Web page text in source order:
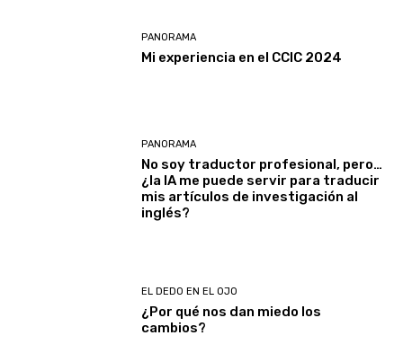
PANORAMA
Mi experiencia en el CCIC 2024
PANORAMA
No soy traductor profesional, pero…
¿la IA me puede servir para traducir
mis artículos de investigación al
inglés?
EL DEDO EN EL OJO
¿Por qué nos dan miedo los
cambios?